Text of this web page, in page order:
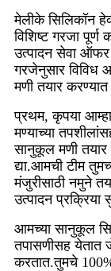
मेलीके सिलिकॉन
विशिष्ट गरजा
उत्पादन सेवा ऑफर
गरजेनुसार विविध
मणी तयार
प्रथम, कृपया
मण्याच्या
सानुकूल मणी
द्या.आमची टीम
मंजुरीसाठी नमुने
उत्पादन
आमच्या सानुकूल
तपासणीसह येतात
करतात.तुमचे